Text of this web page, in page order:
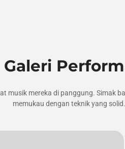
Galeri
musik mereka di panggung. Simak
memukau dengan teknik yang solid.